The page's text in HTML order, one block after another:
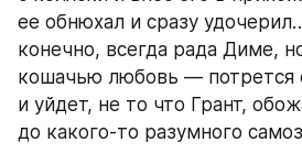
ее обнюхал и сразу
конечно, всегда рада Диме,
кошачью любовь — потрется
и уйдет, не то что Грант,
до какого-то разумного